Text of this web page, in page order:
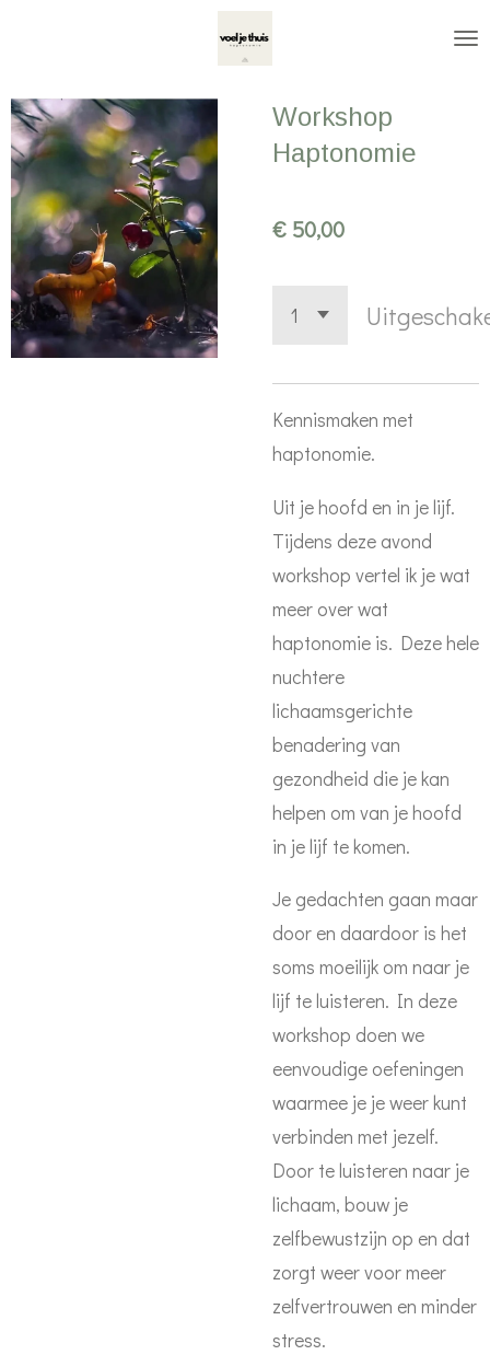
naar
de
hoofdinhoud
Workshop
Haptonomie
€ 50,00
Kennismaken met
haptonomie.
Uit je hoofd en in je lijf.
Tijdens deze avond
workshop vertel ik je wat
meer over wat
haptonomie is. Deze hele
nuchtere
lichaamsgerichte
benadering van
gezondheid die je kan
helpen om van je hoofd
in je lijf te komen.
Je gedachten gaan maar
door en daardoor is het
soms moeilijk om naar je
lijf te luisteren. In deze
workshop doen we
eenvoudige oefeningen
waarmee je je weer kunt
verbinden met jezelf.
Door te luisteren naar je
lichaam, bouw je
zelfbewustzijn op en dat
zorgt weer voor meer
zelfvertrouwen en minder
stress.